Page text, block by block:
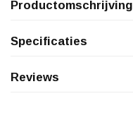
Productomschrijving
Specificaties
Reviews